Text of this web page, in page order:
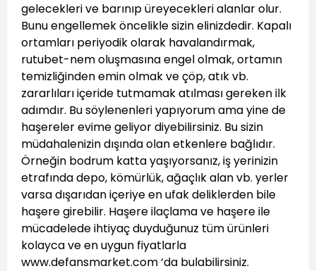
gelecekleri ve barınıp üreyecekleri alanlar olur.
Bunu engellemek öncelikle sizin elinizdedir. Kapalı
ortamları periyodik olarak havalandırmak,
rutubet-nem oluşmasına engel olmak, ortamın
temizliğinden emin olmak ve çöp, atık vb.
zararlıları içeride tutmamak atılması gereken ilk
adımdır. Bu söylenenleri yapıyorum ama yine de
haşereler evime geliyor diyebilirsiniz. Bu sizin
müdahalenizin dışında olan etkenlere bağlıdır.
Örneğin bodrum katta yaşıyorsanız, iş yerinizin
etrafında depo, kömürlük, ağaçlık alan vb. yerler
varsa dışarıdan içeriye en ufak deliklerden bile
haşere girebilir. Haşere ilaçlama ve haşere ile
mücadelede ihtiyaç duyduğunuz tüm ürünleri
kolayca ve en uygun fiyatlarla
www.defansmarket.com ‘da bulabilirsiniz.